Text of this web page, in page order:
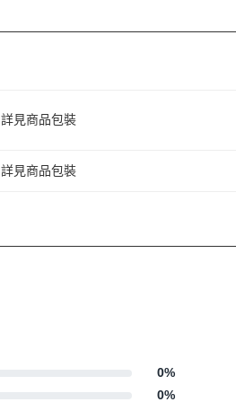
詳見商品包裝
詳見商品包裝
0%
0%